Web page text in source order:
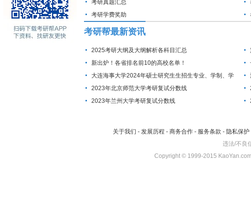
考研真题汇总
考研学费奖助
考研帮最新资讯
2025考研大纲及大纲解析各科目汇总
新出炉！各省排名前10的高校名单！
大连海事大学2024年硕士研究生生招生专业、学制、学
费标准及拟招生人数
2023年北京师范大学考研复试分数线
2023年兰州大学考研复试分数线
关于我们 - 发展历程 - 商务合作 - 服务条款 - 隐私保护
违法/不良
Copyright © 1999-2015